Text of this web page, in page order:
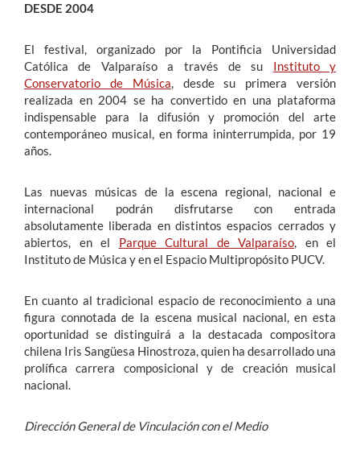
DESDE 2004
El festival, organizado por la Pontificia Universidad
Católica de Valparaíso a través de su Instituto y
Conservatorio de Música, desde su primera versión
realizada en 2004 se ha convertido en una plataforma
indispensable para la difusión y promoción del arte
contemporáneo musical, en forma ininterrumpida, por 19
años.
Las nuevas músicas de la escena regional, nacional e
internacional podrán disfrutarse con entrada
absolutamente liberada en distintos espacios cerrados y
abiertos, en el Parque Cultural de Valparaíso, en el
Instituto de Música y en el Espacio Multipropósito PUCV.
En cuanto al tradicional espacio de reconocimiento a una
figura connotada de la escena musical nacional, en esta
oportunidad se distinguirá a la destacada compositora
chilena Iris Sangüesa Hinostroza, quien ha desarrollado una
prolífica carrera composicional y de creación musical
nacional.
Dirección General de Vinculación con el Medio